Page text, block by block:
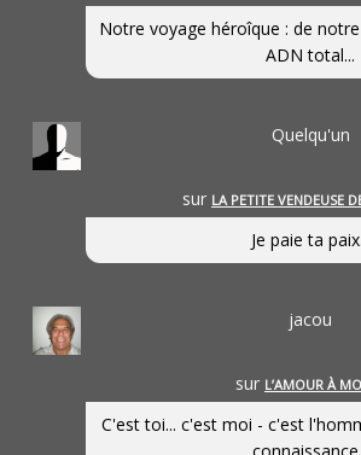
Notre voyage héroîque : de
ADN total...
Quelqu'un
sur LA PETITE VENDEUSE
Je paie ta
jacou
sur L’AMOUR À
C'est toi... c'est moi - c'est